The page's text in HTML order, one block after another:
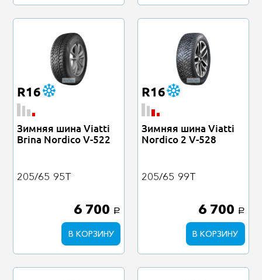
R16
Зимняя шина Viatti
Brina Nordico V-522
205/65 95T
6 700 a
В КОРЗИНУ
R16
Зимняя шина Viatti
Nordico 2 V-528
205/65 99T
6 700 a
В КОРЗИНУ